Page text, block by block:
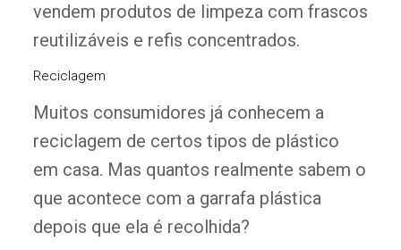
vendem produtos de limpeza com frascos
reutilizáveis e refis concentrados.
Reciclagem
Muitos consumidores já conhecem a
reciclagem de certos tipos de plástico
em casa. Mas quantos realmente sabem o
que acontece com a garrafa plástica
depois que ela é recolhida?